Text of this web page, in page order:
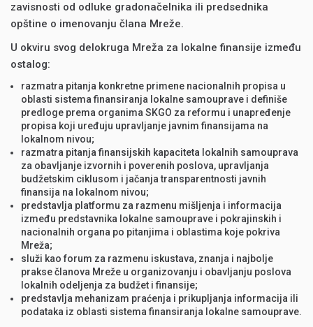
zavisnosti od odluke gradonačelnika ili predsednika
opštine o imenovanju člana Mreže.
U okviru svog delokruga Mreža za lokalne finansije između
ostalog:
razmatra pitanja konkretne primene nacionalnih propisa u
oblasti sistema finansiranja lokalne samouprave i definiše
predloge prema organima SKGO za reformu i unapređenje
propisa koji uređuju upravljanje javnim finansijama na
lokalnom nivou;
razmatra pitanja finansijskih kapaciteta lokalnih samouprava
za obavljanje izvornih i poverenih poslova, upravljanja
budžetskim ciklusom i jačanja transparentnosti javnih
finansija na lokalnom nivou;
predstavlja platformu za razmenu mišljenja i informacija
između predstavnika lokalne samouprave i pokrajinskih i
nacionalnih organa po pitanjima i oblastima koje pokriva
Mreža;
služi kao forum za razmenu iskustava, znanja i najbolje
prakse članova Mreže u organizovanju i obavljanju poslova
lokalnih odeljenja za budžet i finansije;
predstavlja mehanizam praćenja i prikupljanja informacija ili
podataka iz oblasti sistema finansiranja lokalne samouprave.